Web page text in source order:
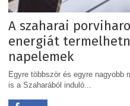
A szaharai
energiát
napelemek
Egyre többször és egyre nagyobb
is a Szaharából induló...